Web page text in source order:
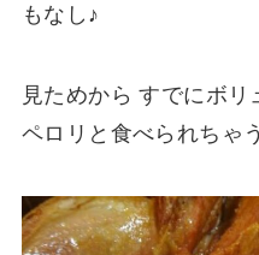
もなし♪
見ためから すでにボリ
ペロリと食べられちゃ